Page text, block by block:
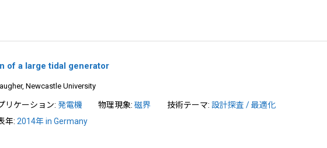
of a large tidal generator
Newcastle University
リケーション: 発電機 物理現象:磁界 技術テーマ: 設計探査 / 最適化
年: 2014年 in Germany